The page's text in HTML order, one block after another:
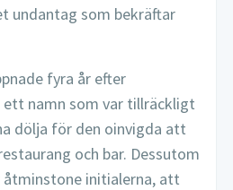
undantag som bekräftar
fyra år efter
namn som var tillräckligt
dölja för den oinvigda att
och bar. Dessutom
åtminstone initialerna, att